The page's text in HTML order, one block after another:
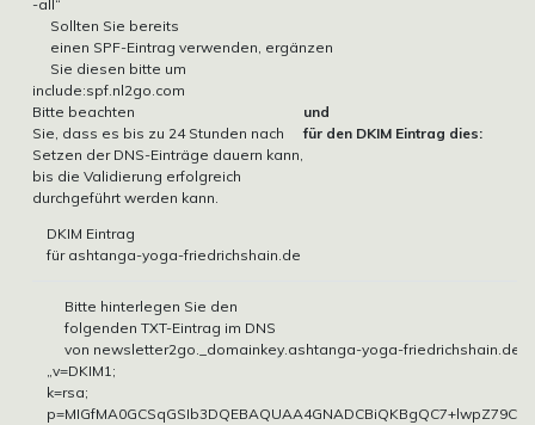
-all“
Sollten Sie bereits
einen SPF-Eintrag verwenden, ergänzen
Sie diesen bitte um
include:spf.nl2go.com
Bitte beachten
Sie, dass es bis zu 24 Stunden nach
Setzen der DNS-Einträge dauern kann,
bis die Validierung erfolgreich
durchgeführt werden kann.
und
für den DKIM Eintrag dies:
DKIM Eintrag
für ashtanga-yoga-friedrichshain.de
Bitte hinterlegen Sie den
folgenden TXT-Eintrag im DNS
von newsletter2go._domainkey.ashtanga-yoga-friedrichshain.de
„v=DKIM1;
k=rsa;